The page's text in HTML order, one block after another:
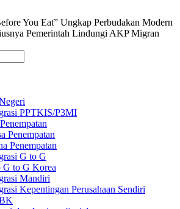
You Eat” Ungkap Perbudakan Modern
Pemerintah Lindungi AKP Migran
PPTKIS/P3MI
Penempatan
Penempatan
G to G
G to G Korea
Mandiri
Kepentingan Perusahaan Sendiri